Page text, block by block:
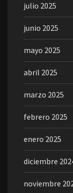
julio 2025
junio 2025
mayo 2025
abril 2025
marzo 2025
febrero 2025
enero 2025
diciembre
noviembre